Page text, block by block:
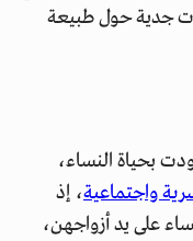
جدية حول طبيعة
بحياة النساء،
واجتماعية، إذ
على يد أزواجهن،